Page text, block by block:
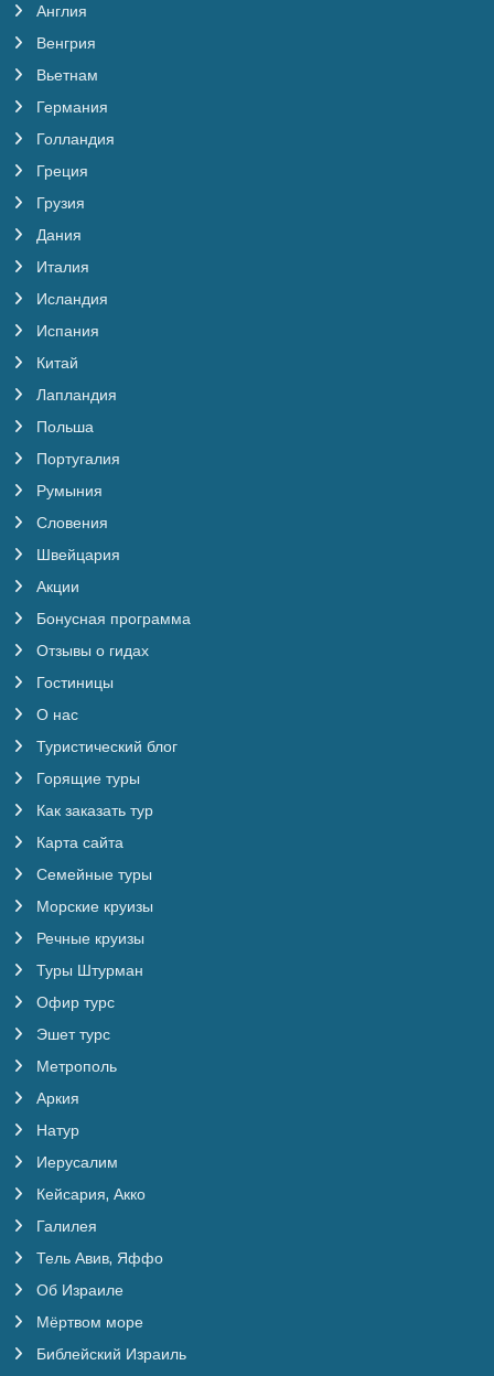
Англия
Венгрия
Вьетнам
Германия
Голландия
Греция
Грузия
Дания
Италия
Исландия
Испания
Китай
Лапландия
Польша
Португалия
Румыния
Словения
Швейцария
Акции
Бонусная программа
Отзывы о гидах
Гостиницы
О нас
Туристический блог
Горящие туры
Как заказать тур
Карта сайта
Семейные туры
Морские круизы
Речные круизы
Туры Штурман
Офир турс
Эшет турс
Метрополь
Аркия
Натур
Иерусалим
Кейсария, Акко
Галилея
Тель Авив, Яффо
Об Израиле
Мёртвом море
Библейский Израиль